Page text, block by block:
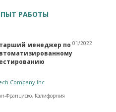
РАБОТЫ
менеджер по 01/2022
Company Inc
Франциско, Калифорния